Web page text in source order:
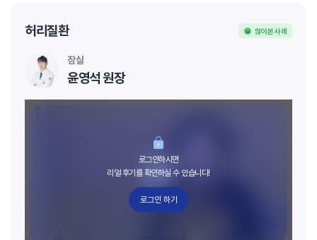
허리질환 많이 본 사례
잠실
윤영석 원장
로그인하시면
리얼 후기를 확인하실 수 있습니다!
로그인 하기